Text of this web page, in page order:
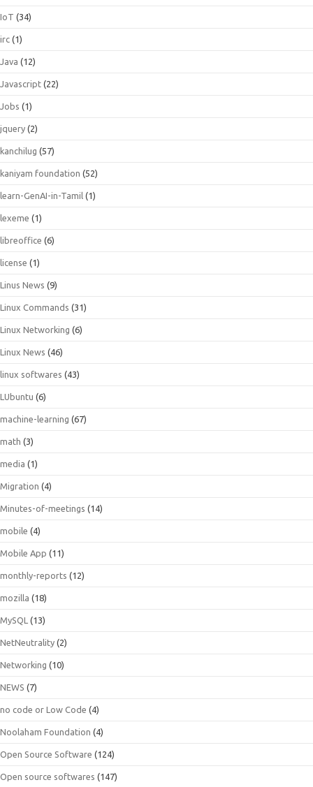
IoT (34)
irc (1)
Java (12)
Javascript (22)
Jobs (1)
jquery (2)
kanchilug (57)
kaniyam foundation (52)
learn-GenAI-in-Tamil (1)
lexeme (1)
libreoffice (6)
license (1)
Linus News (9)
Linux Commands (31)
Linux Networking (6)
Linux News (46)
linux softwares (43)
LUbuntu (6)
machine-learning (67)
math (3)
media (1)
Migration (4)
Minutes-of-meetings (14)
mobile (4)
Mobile App (11)
monthly-reports (12)
mozilla (18)
MySQL (13)
NetNeutrality (2)
Networking (10)
NEWS (7)
no code or Low Code (4)
Noolaham Foundation (4)
Open Source Software (124)
Open source softwares (147)